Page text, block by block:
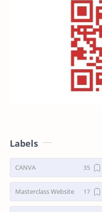
Labels
CANVA
Masterclass Website